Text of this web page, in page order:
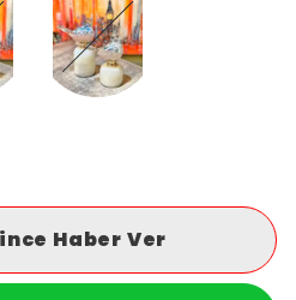
Haber Ver